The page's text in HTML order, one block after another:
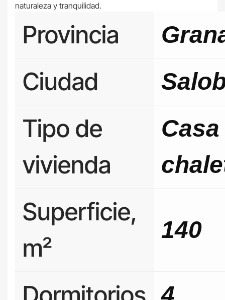
naturaleza y tranquilidad.
Provincia
Ciudad
Tipo de
vivienda
Superficie,
m²
140